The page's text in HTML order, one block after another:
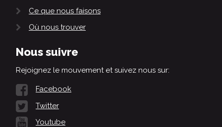
Ce que nous faisons
Où nous trouver
Nous suivre
Rejoignez le mouvement et suivez nous sur:
Facebook
Twitter
Youtube